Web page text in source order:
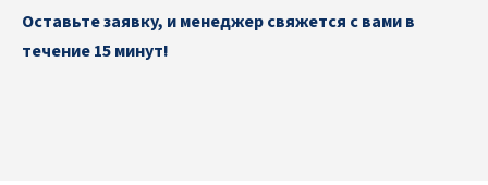
Оставьте заявку, и менеджер свяжется с вами в
течение 15 минут!